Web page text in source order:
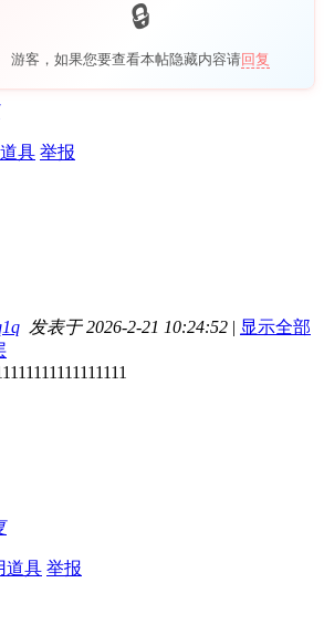
游客，如果您要查看本帖隐藏内容请回复
具 举报
发表于 2026-2-21 10:24:52 | 显示全部
道具 举报